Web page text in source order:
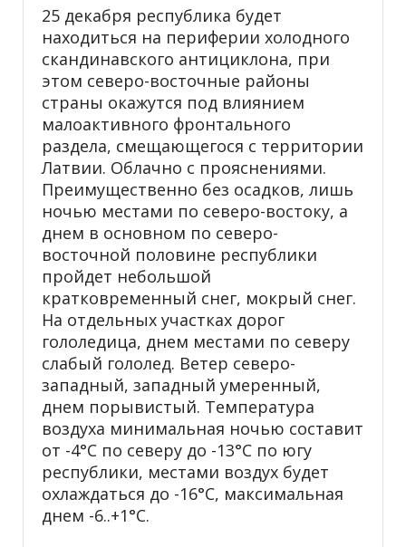
25 декабря республика будет
находиться на периферии холодного
скандинавского антициклона, при
этом северо-восточные районы
страны окажутся под влиянием
малоактивного фронтального
раздела, смещающегося с территории
Латвии. Облачно с прояснениями.
Преимущественно без осадков, лишь
ночью местами по северо-востоку, а
днем в основном по северо-
восточной половине республики
пройдет небольшой
кратковременный снег, мокрый снег.
На отдельных участках дорог
гололедица, днем местами по северу
слабый гололед. Ветер северо-
западный, западный умеренный,
днем порывистый. Температура
воздуха минимальная ночью составит
от -4°С по северу до -13°С по югу
республики, местами воздух будет
охлаждаться до -16°С, максимальная
днем -6..+1°С.